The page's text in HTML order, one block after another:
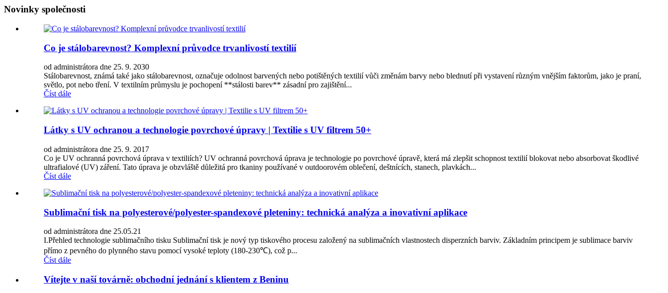
Novinky společnosti
Co je stálobarevnost? Komplexní průvodce trvanlivostí textilií
od administrátora dne 25. 9. 2030
Stálobarevnost, známá také jako stálobarevnost, označuje odolnost barvených nebo potištěných textilií vůči změnám barvy nebo blednutí při vystavení různým vnějším faktorům, jako je praní,
světlo, pot nebo tření. V textilním průmyslu je pochopení **stálosti barev** zásadní pro zajištění...
Číst dále
Látky s UV ochranou a technologie povrchové úpravy | Textilie s UV filtrem 50+
od administrátora dne 25. 9. 2017
Co je UV ochranná povrchová úprava v textiliích? UV ochranná povrchová úprava je technologie po povrchové úpravě, která má zlepšit schopnost textilií blokovat nebo absorbovat škodlivé
ultrafialové (UV) záření. Tato úprava je obzvláště důležitá pro tkaniny používané v outdoorovém oblečení, deštnících, stanech, plavkách...
Číst dále
Sublimační tisk na polyesterové/polyester-spandexové pleteniny: technická analýza a inovativní aplikace
od administrátora dne 25.05.21
I.Přehled technologie sublimačního tisku Sublimační tisk je nový typ tiskového procesu založený na sublimačních vlastnostech disperzních barviv. Základním principem je sublimace barviv
přímo z pevného do plynného stavu pomocí vysoké teploty (180-230℃), což p...
Číst dále
Vítejte v naší továrně: obchodní jednání s klientem z Beninu